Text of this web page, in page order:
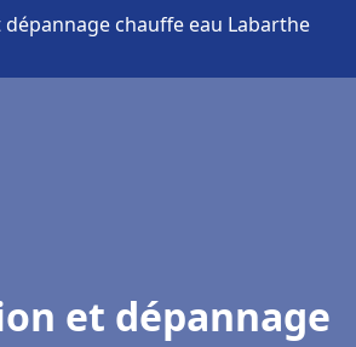
chauffe eau Labarthe
et dépannage